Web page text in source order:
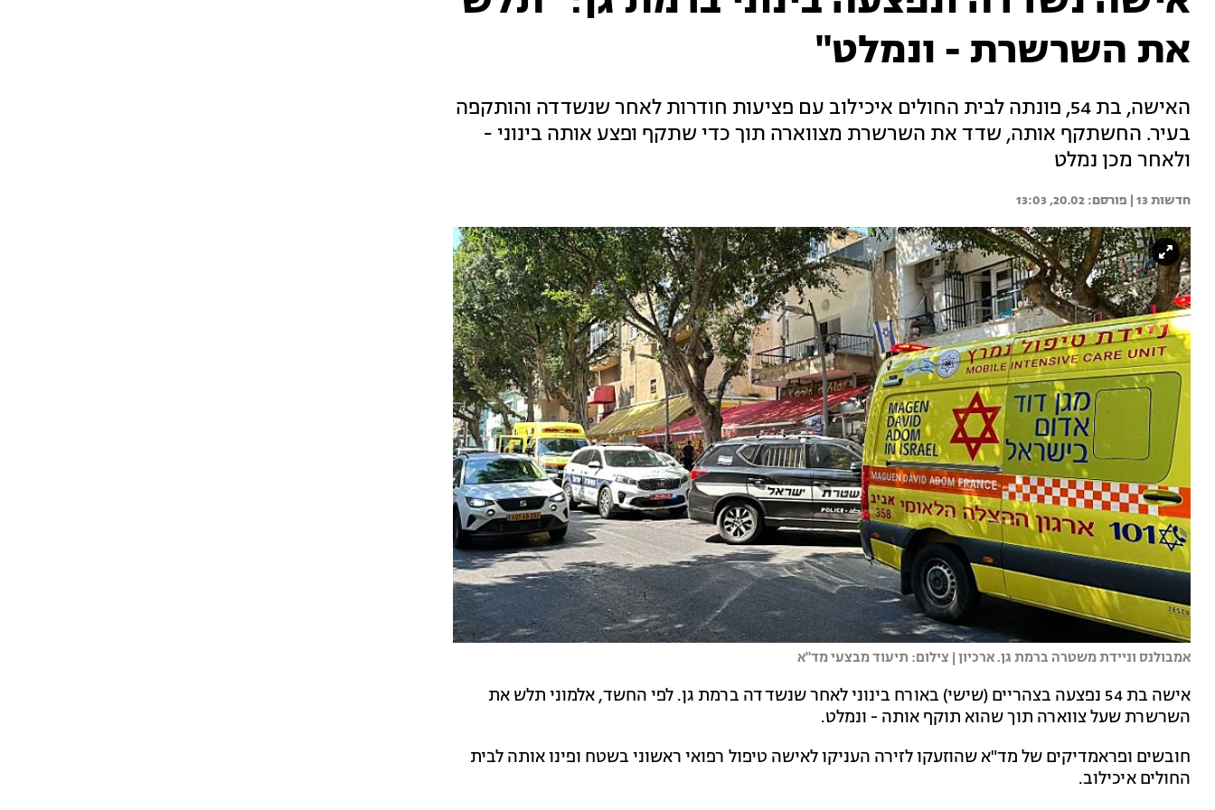
את השרשרת - ונמלט"
האישה, בת 54, פונתה לבית החולים איכילוב עם פציעות חודרות לאחר שנשדדה והותקפה
בעיר. החשתקף אותה, שדד את השרשרת מצווארה תוך כדי שתקף ופצע אותה בינוני -
ולאחר מכן נמלט
חדשות 13 | 20.02, 13:03
אמבולנס וניידת משטרה ברמת גן. ארכיון | צילום: תיעוד מבצעי מד"א
אישה בת 54 נפצעה בצהריים (שישי) באורח בינוני לאחר שנשדדה ברמת גן. לפי החשד, אלמוני תלש את
השרשרת שעל צווארה תוך שהוא תוקף אותה - ונמלט.
חובשים ופראמדיקים של מד"א שהוזעקו לזירה העניקו לאישה טיפול רפואי ראשוני בשטח ופינו אותה לבית
החולים איכילוב.